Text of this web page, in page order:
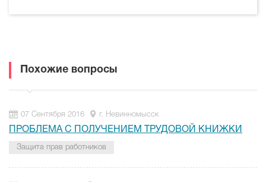
Похожие вопросы
07 Сентября 2016 г. Невинномысск
ПРОБЛЕМА С ПОЛУЧЕНИЕМ ТРУДОВОЙ КНИЖКИ
Защита прав работников